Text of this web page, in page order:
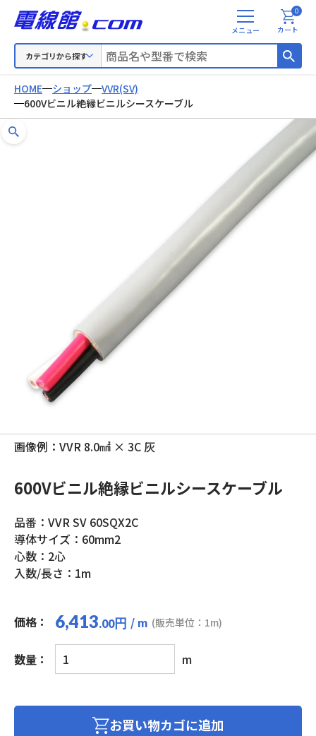
カテゴリから探す
メ
ニ
カート
0
HOME ショップ
VVR(SV)
600Vビニル絶縁ビニルシースケーブル
画像例：VVR 8.0㎟ × 3C 灰
600Vビニル絶縁ビニルシースケーブル
品番：VVR SV 60SQX2C
導体サイズ：60mm2
心数：2心
入数/長さ：1m
価格： 6,413.00円 / m (販売単位：1m)
数量：
600V
ビ
ル
m
お買い物カゴに追加